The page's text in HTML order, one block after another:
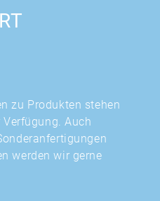
zu Produkten stehen
Auch
werden wir gerne